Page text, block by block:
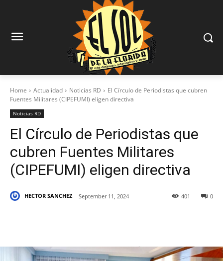
Home Actualidad Noticias RD
El Círculo de Periodistas que cubren
Fuentes Militares (CIPEFUMI) eligen directiva
Noticias RD
El Círculo de Periodistas que
cubren Fuentes Militares
(CIPEFUMI) eligen directiva
HECTOR SANCHEZ September 11, 2024 0
401